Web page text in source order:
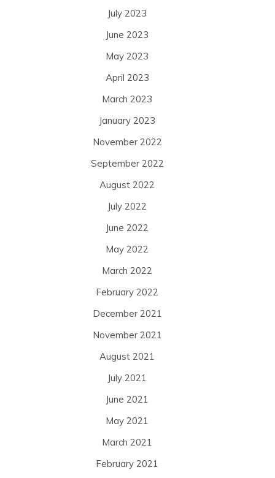
July 2023
June 2023
May 2023
April 2023
March 2023
January 2023
November 2022
September 2022
August 2022
July 2022
June 2022
May 2022
March 2022
February 2022
December 2021
November 2021
August 2021
July 2021
June 2021
May 2021
March 2021
February 2021